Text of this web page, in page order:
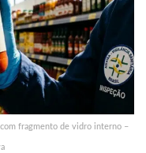
fragmento de vidro interno –